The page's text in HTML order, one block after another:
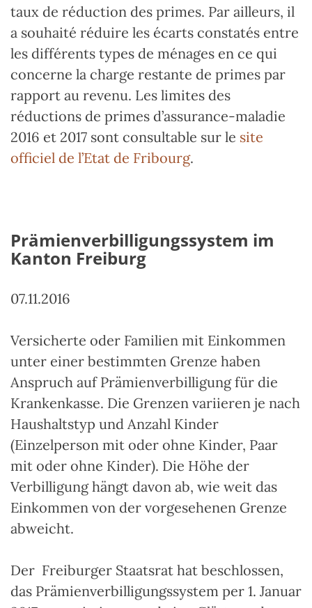
taux de réduction des primes. Par ailleurs, il
a souhaité réduire les écarts constatés entre
les différents types de ménages en ce qui
concerne la charge restante de primes par
rapport au revenu. Les limites des
réductions de primes d’assurance-maladie
2016 et 2017 sont consultable sur le site
officiel de l’Etat de Fribourg.
Prämienverbilligungssystem im
Kanton Freiburg
07.11.2016
Versicherte oder Familien mit Einkommen
unter einer bestimmten Grenze haben
Anspruch auf Prämienverbilligung für die
Krankenkasse. Die Grenzen variieren je nach
Haushaltstyp und Anzahl Kinder
(Einzelperson mit oder ohne Kinder, Paar
mit oder ohne Kinder). Die Höhe der
Verbilligung hängt davon ab, wie weit das
Einkommen von der vorgesehenen Grenze
abweicht.
Der Freiburger Staatsrat hat beschlossen,
das Prämienverbilligungssystem per 1. Januar